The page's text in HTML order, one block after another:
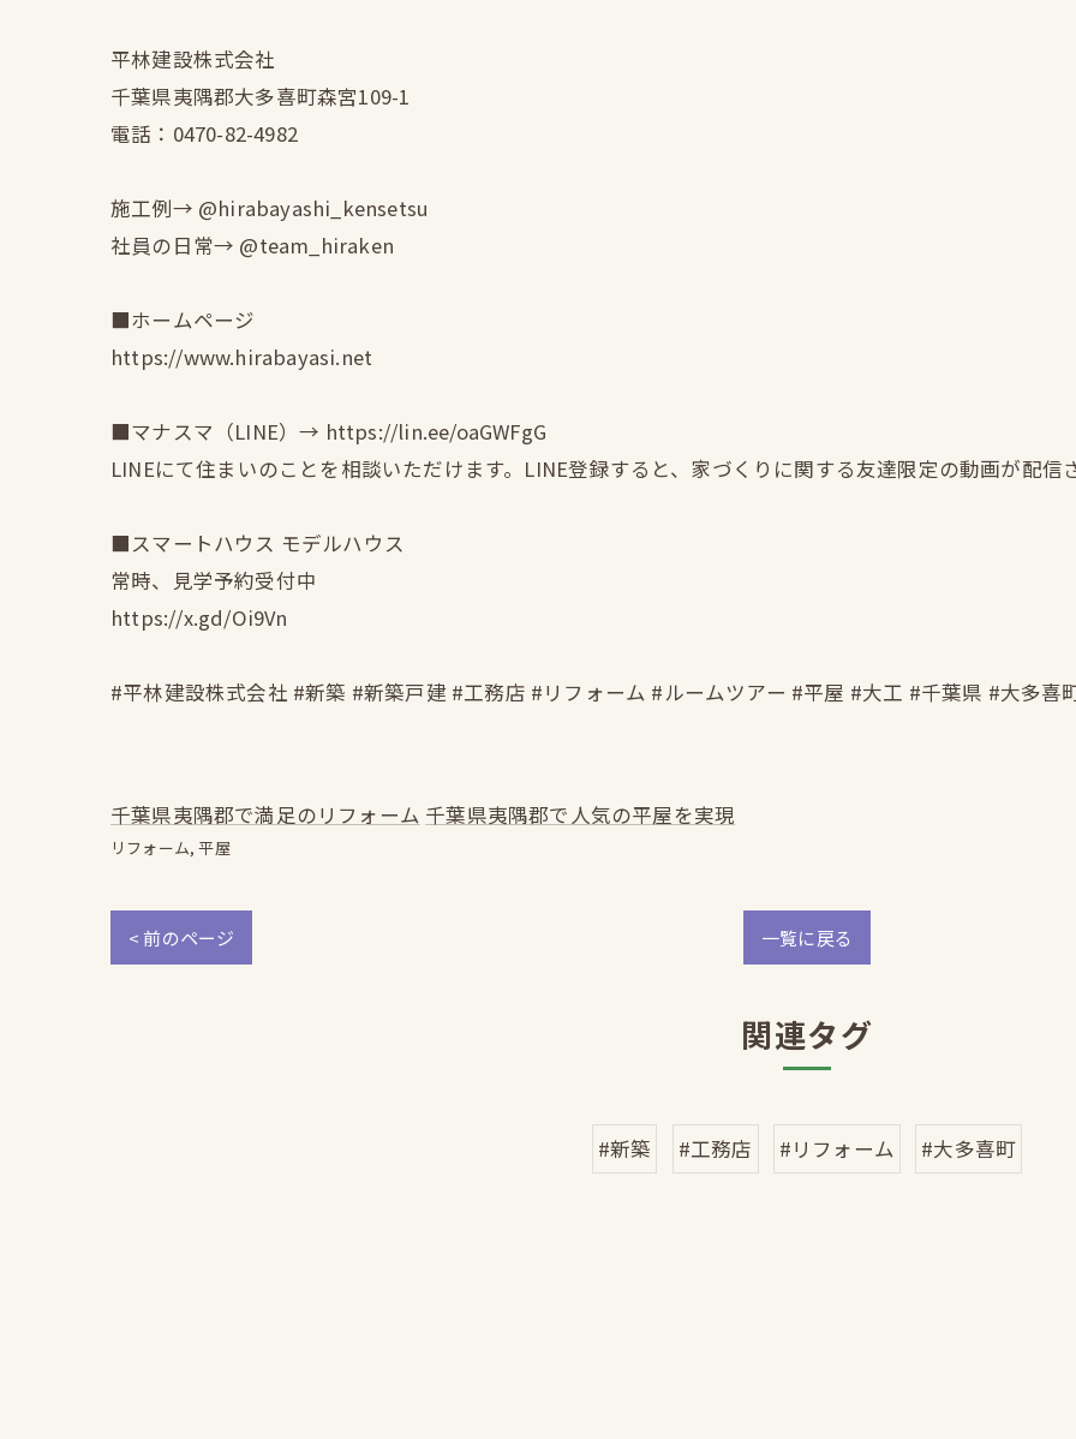
平林建設株式会社
千葉県夷隅郡大多喜町森宮109-1
電話：0470-82-4982
施工例→ @hirabayashi_kensetsu
社員の日常→ @team_hiraken
■ホームページ
https://www.hirabayasi.net
■マナスマ（LINE）→ https://lin.ee/oaGWFgG
LINEにて住まいのことを相談いただけます。LINE登録すると、家づくりに関する友達限定の動画が配信
■スマートハウス モデルハウス
常時、見学予約受付中
https://x.gd/Oi9Vn
#平林建設株式会社 #新築 #新築戸建 #工務店 #リフォーム #ルームツアー #平屋 #大工 #千葉県 #大多喜
千葉県夷隅郡で満足のリフォーム 千葉県夷隅郡で人気の平屋を実現
リフォーム 平屋
< 前のページ 一覧に戻る
関連タグ
#新築 #工務店 #リフォーム #大多喜町